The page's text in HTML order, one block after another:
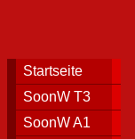
Startseite
SoonW T3
SoonW A1